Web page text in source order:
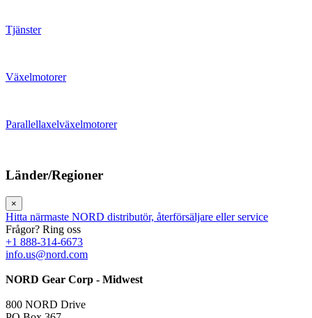
Tjänster
Växelmotorer
Parallellaxelväxelmotorer
Länder/Regioner
×
Hitta närmaste NORD distributör, återförsäljare eller service
Frågor? Ring oss
+1 888-314-6673
info.us@nord.com
NORD Gear Corp - Midwest
800 NORD Drive